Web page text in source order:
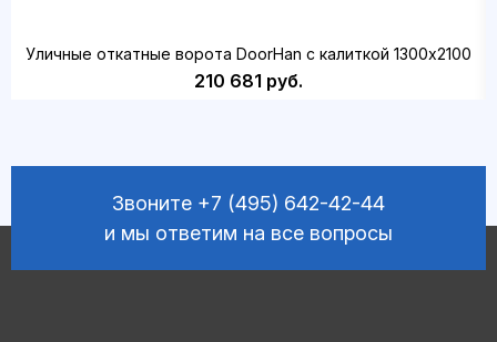
Уличные откатные ворота DoorHan с калиткой 1300х2100
210 681 руб.
Звоните +7 (495) 642-42-44
и мы ответим на все вопросы